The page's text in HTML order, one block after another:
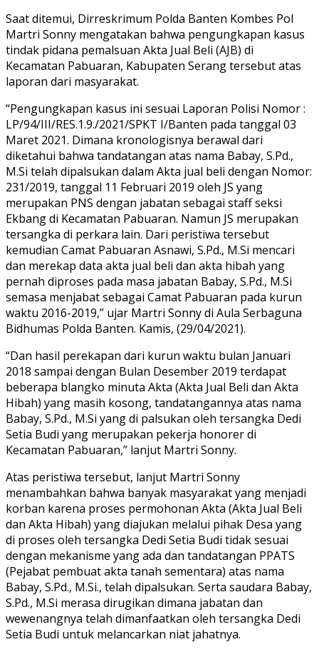
Saat ditemui, Dirreskrimum Polda Banten Kombes Pol
Martri Sonny mengatakan bahwa pengungkapan kasus
tindak pidana pemalsuan Akta Jual Beli (AJB) di
Kecamatan Pabuaran, Kabupaten Serang tersebut atas
laporan dari masyarakat.
“Pengungkapan kasus ini sesuai Laporan Polisi Nomor :
LP/94/III/RES.1.9./2021/SPKT I/Banten pada tanggal 03
Maret 2021. Dimana kronologisnya berawal dari
diketahui bahwa tandatangan atas nama Babay, S.Pd.,
M.Si telah dipalsukan dalam Akta jual beli dengan Nomor:
231/2019, tanggal 11 Februari 2019 oleh JS yang
merupakan PNS dengan jabatan sebagai staff seksi
Ekbang di Kecamatan Pabuaran. Namun JS merupakan
tersangka di perkara lain. Dari peristiwa tersebut
kemudian Camat Pabuaran Asnawi, S.Pd., M.Si mencari
dan merekap data akta jual beli dan akta hibah yang
pernah diproses pada masa jabatan Babay, S.Pd., M.Si
semasa menjabat sebagai Camat Pabuaran pada kurun
waktu 2016-2019,” ujar Martri Sonny di Aula Serbaguna
Bidhumas Polda Banten. Kamis, (29/04/2021).
“Dan hasil perekapan dari kurun waktu bulan Januari
2018 sampai dengan Bulan Desember 2019 terdapat
beberapa blangko minuta Akta (Akta Jual Beli dan Akta
Hibah) yang masih kosong, tandatangannya atas nama
Babay, S.Pd., M.Si yang di palsukan oleh tersangka Dedi
Setia Budi yang merupakan pekerja honorer di
Kecamatan Pabuaran,” lanjut Martri Sonny.
Atas peristiwa tersebut, lanjut Martri Sonny
menambahkan bahwa banyak masyarakat yang menjadi
korban karena proses permohonan Akta (Akta Jual Beli
dan Akta Hibah) yang diajukan melalui pihak Desa yang
di proses oleh tersangka Dedi Setia Budi tidak sesuai
dengan mekanisme yang ada dan tandatangan PPATS
(Pejabat pembuat akta tanah sementara) atas nama
Babay, S.Pd., M.Si., telah dipalsukan. Serta saudara Babay,
S.Pd., M.Si merasa dirugikan dimana jabatan dan
wewenangnya telah dimanfaatkan oleh tersangka Dedi
Setia Budi untuk melancarkan niat jahatnya.